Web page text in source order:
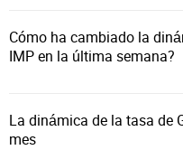
Cómo ha cambiado la
IMP en la última semana?
La dinámica de la tasa de
mes